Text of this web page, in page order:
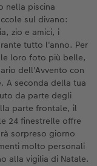
Collection»
diretta
nella piscina
sul divano:
zio e amici, i
tutto l'anno. Per
loro foto più belle,
dell'Avvento con
A seconda della tua
da parte degli
parte frontale, il
24 finestrelle offre
sorpreso giorno
molto personali
alla vigilia di Natale.